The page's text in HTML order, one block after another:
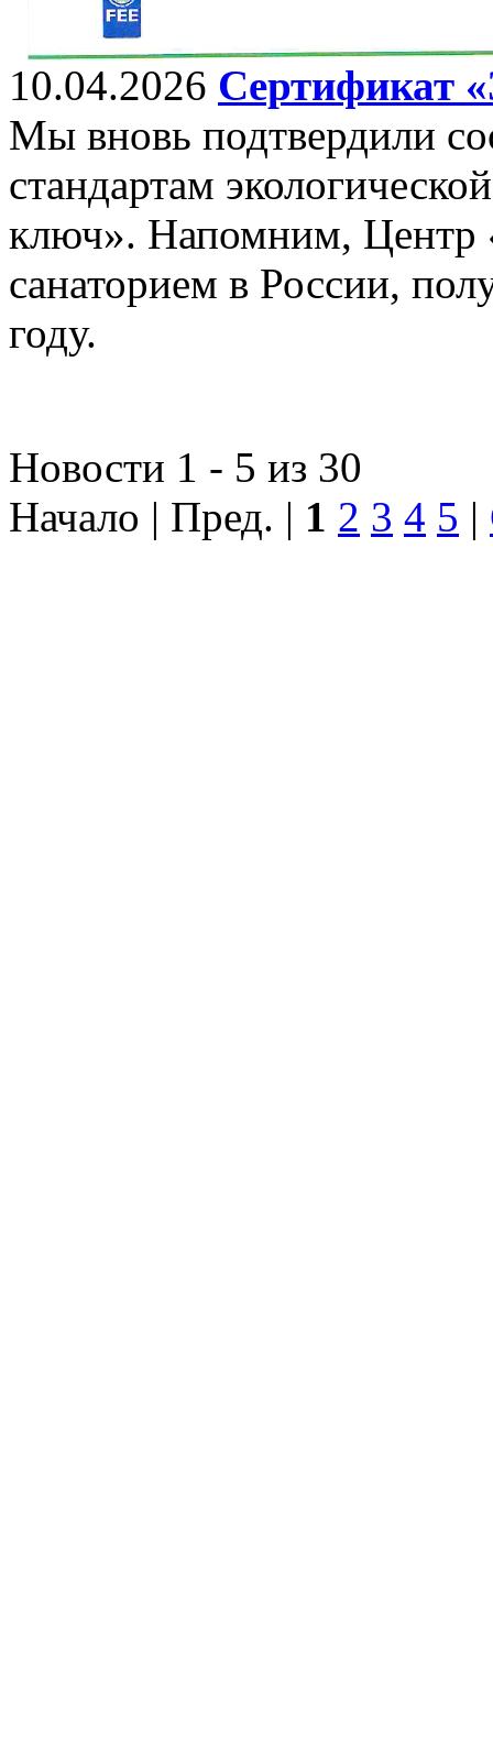
10.04.2026 Сертификат
Мы вновь подтвердили
стандартам
ключ». Напомним, Центр
санаторием в России,
году.
Новости 1 - 5 из 30
Начало | Пред. | 1 2 3 4 5 |